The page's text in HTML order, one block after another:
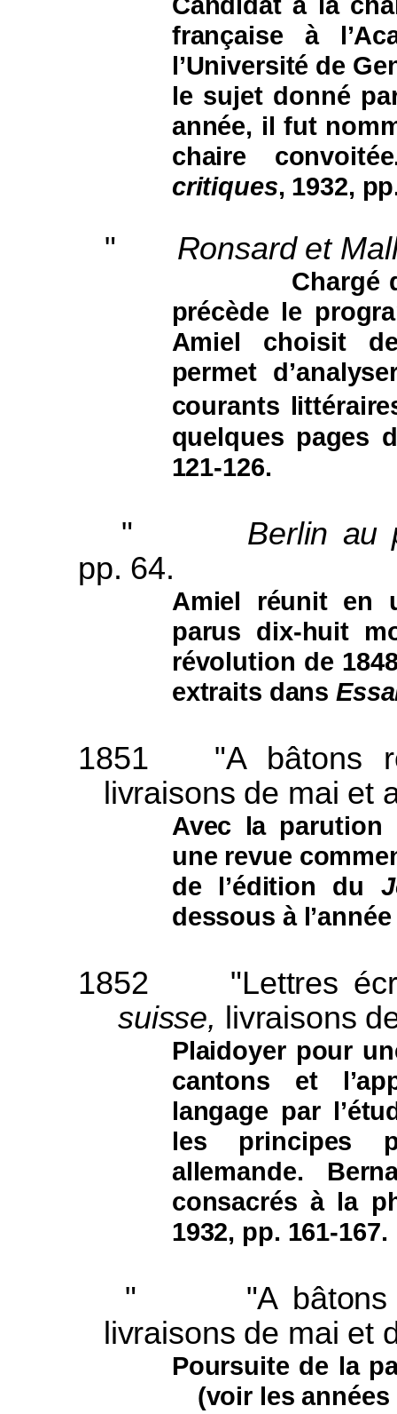
française à
l’Université de
le sujet donné
année, il fut
chaire
critiques, 1932,
" Ronsard et
Chargé
précède le
Amiel choisit
permet
courants
quelques pages
121-126.
"
Berlin au
pp. 64.
Amiel réunit en
parus dix-huit
révolution de
extraits dans
1851
"A bâtons
livraisons de mai et
Avec la parution
une revue
de l’édition du
dessous à l’année
1852
"Lettres
suisse, livraisons
Plaidoyer pour
cantons et
langage par
les principes
allemande.
consacrés à la
1932, pp. 161-167.
"
"A
livraisons de mai et
Poursuite de la
(voir les années